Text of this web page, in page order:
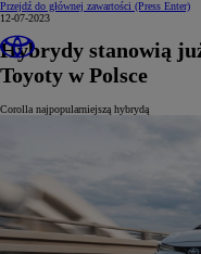
Przejdź do głównej zawartości (Press Enter)
12-07-2023
Hybrydy stanowią
Toyoty w Polsce
Corolla najpopularniejszą hybrydą